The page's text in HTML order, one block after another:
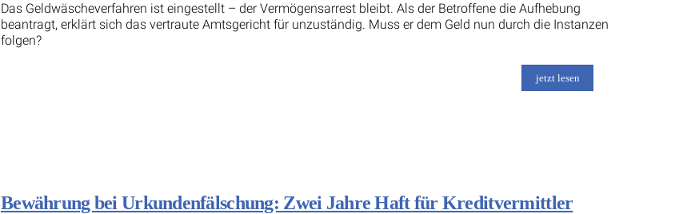
Das Geldwäscheverfahren ist eingestellt – der Vermögensarrest bleibt. Als der Betroffene die Aufhebung
beantragt, erklärt sich das vertraute Amtsgericht für unzuständig. Muss er dem Geld nun durch die Instanzen
folgen?
jetzt lesen
Bewährung bei Urkundenfälschung: Zwei Jahre Haft für Kreditvermittler